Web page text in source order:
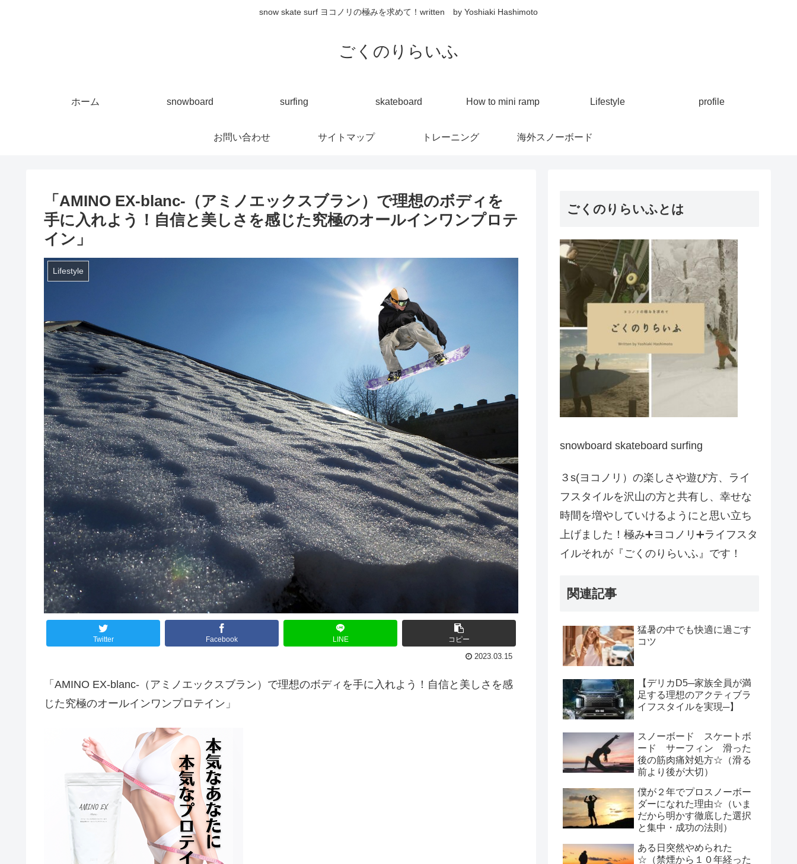
snow skate surf ヨコノリの極みを求めて！written by Yoshiaki Hashimoto
ごくのりらいふ
ホーム snowboard surfing skateboard How to mini ramp Lifestyle profile
お問い合わせ サイトマップ トレーニング 海外スノーボード
「AMINO EX-blanc-（アミノエックスブラン）で理想のボディを
手に入れよう！自信と美しさを感じた究極のオールインワンプロテ
イン」
Lifestyle
Twitter Facebook LINE コピー
2023.03.15
「AMINO EX-blanc-（アミノエックスブラン）で理想のボディを手に入れよう！自信と美しさを感
じた究極のオールインワンプロテイン」
ごくのりらいふとは
snowboard skateboard surfing
３s(ヨコノリ）の楽しさや遊び方、ライ
フスタイルを沢山の方と共有し、幸せな
時間を増やしていけるようにと思い立ち
上げました！極み➕ヨコノリ➕ライフスタ
イルそれが『ごくのりらいふ』です！
関連記事
猛暑の中でも快適に過ごす
コツ
【デリカD5─家族全員が満
足する理想のアクティブラ
イフスタイルを実現─】
スノーボード スケートボ
ード サーフィン 滑った
後の筋肉痛対処方☆（滑る
前より後が大切）
僕が２年でプロスノーボー
ダーになれた理由☆（いま
だから明かす徹底した選択
と集中・成功の法則）
ある日突然やめられた
☆（禁煙から１０年経った